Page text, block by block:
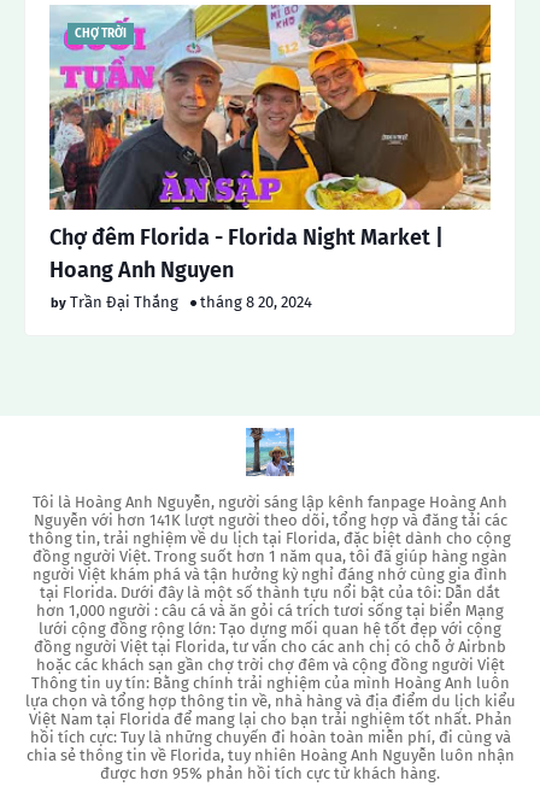
CHỢ TRỜI
Chợ đêm Florida - Florida Night Market |
Hoang Anh Nguyen
Trần Đại Thắng tháng 8 20, 2024
Tôi là Hoàng Anh Nguyễn, người sáng lập kênh fanpage Hoàng Anh
Nguyễn với hơn 141K lượt người theo dõi, tổng hợp và đăng tải các
thông tin, trải nghiệm về du lịch tại Florida, đặc biệt dành cho cộng
đồng người Việt. Trong suốt hơn 1 năm qua, tôi đã giúp hàng ngàn
người Việt khám phá và tận hưởng kỳ nghỉ đáng nhớ cùng gia đình
tại Florida. Dưới đây là một số thành tựu nổi bật của tôi: Dẫn dắt
hơn 1,000 người : câu cá và ăn gỏi cá trích tươi sống tại biển Mạng
lưới cộng đồng rộng lớn: Tạo dựng mối quan hệ tốt đẹp với cộng
đồng người Việt tại Florida, tư vấn cho các anh chị có chỗ ở Airbnb
hoặc các khách sạn gần chợ trời chợ đêm và cộng đồng người Việt
Thông tin uy tín: Bằng chính trải nghiệm của mình Hoàng Anh luôn
lựa chọn và tổng hợp thông tin về, nhà hàng và địa điểm du lịch kiểu
Việt Nam tại Florida để mang lại cho bạn trải nghiệm tốt nhất. Phản
hồi tích cực: Tuy là những chuyến đi hoàn toàn miễn phí, đi cùng và
chia sẻ thông tin về Florida, tuy nhiên Hoàng Anh Nguyễn luôn nhận
được hơn 95% phản hồi tích cực từ khách hàng.